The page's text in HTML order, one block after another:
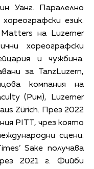
Уанг. Паралелно
език.
на Luzerner
хореографски
и чужбина.
за TanzLuzern,
компания на
(Рим), Luzerner
Zürich. През 2022
PITT, чрез която
сцени.
Sake получава
2021 г. Фийби